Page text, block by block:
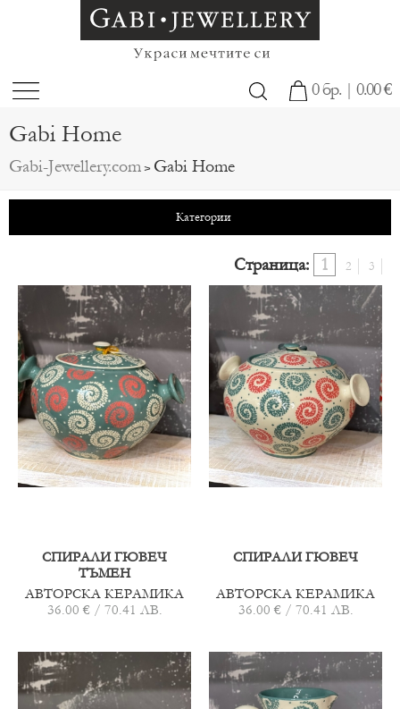
0 бр. | 0.00 €
Gabi Home
Gabi-Jewellery.com > Gabi Home
Категории
Страница: 1 2 3
СПИРАЛИ ГЮВЕЧ
ТЪМЕН
АВТОРСКА КЕРАМИКА
36.00 € / 70.41 ЛВ.
СПИРАЛИ ГЮВЕЧ
АВТОРСКА КЕРАМИКА
36.00 € / 70.41 ЛВ.